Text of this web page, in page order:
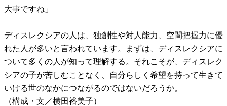
大事ですね」
ディスレクシアの人は、独創性や対人能力、空間把握力に優
れた人が多いと言われています。まずは、ディスレクシアに
ついて多くの人が知って理解する。それこそが、ディスレク
シアの子が苦しむことなく、自分らしく希望を持って生きて
いける世のなかにつながるのではないだろうか。
（構成・文／横田裕美子）